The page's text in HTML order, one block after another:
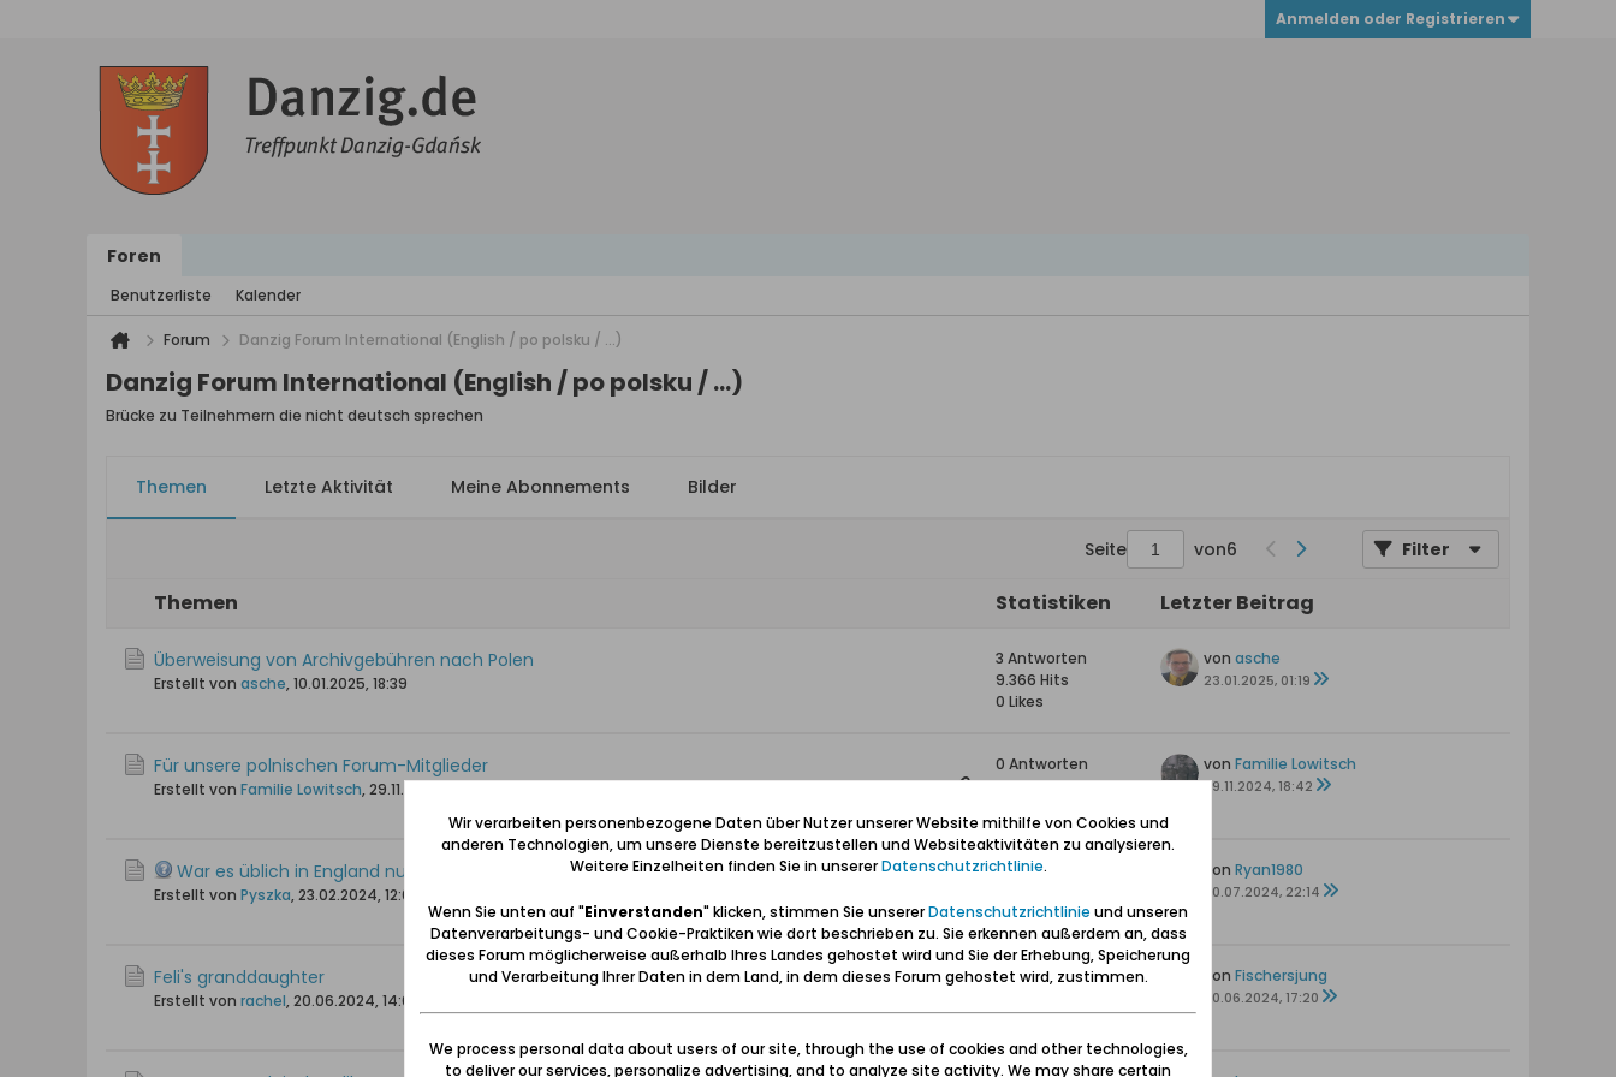
Anmelden oder Registrieren
Foren
Benutzerliste Kalender
Forum Danzig Forum International (English / po polsku / ...)
Danzig Forum International (English / po polsku / ...)
Brücke zu Teilnehmern die nicht deutsch sprechen
Themen Letzte Aktivität Meine Abonnements Bilder
Seite von6 Filter
Themen Statistiken Letzter Beitrag
Überweisung von Archivgebühren nach Polen
Erstellt von asche, 10.01.2025, 18:39
3 Antworten
9.366 Hits
0 Likes
von asche
23.01.2025, 01:19
Für unsere polnischen Forum-Mitglieder
Erstellt von Familie Lowitsch, 29.11.2024, 18:42
0 Antworten
1.805 Hits
von Familie Lowitsch
29.11.2024, 18:42
War es üblich in England nur Standesamtlich zu heiraten?
Erstellt von Pyszka, 23.02.2024, 12:03
7 Antworten
0 Likes
von Ryan1980
30.07.2024, 22:14
Feli's granddaughter
Erstellt von rachel, 20.06.2024, 14:01
4 Antworten
0 Likes
von Fischersjung
20.06.2024, 17:20
Wir verarbeiten personenbezogene Daten über Nutzer unserer Website mithilfe von Cookies und
anderen Technologien, um unsere Dienste bereitzustellen und Websiteaktivitäten zu analysieren.
Weitere Einzelheiten finden Sie in unsererDatenschutzrichtlinie.
Wenn Sie unten auf "Einverstanden" klicken, stimmen Sie unsererDatenschutzrichtlinie und unseren
Datenverarbeitungs- und Cookie-Praktiken wie dort beschrieben zu. Sie erkennen außerdem an, dass
dieses Forum möglicherweise außerhalb Ihres Landes gehostet wird und Sie der Erhebung, Speicherung
und Verarbeitung Ihrer Daten in dem Land, in dem dieses Forum gehostet wird, zustimmen.
We process personal data about users of our site, through the use of cookies and other technologies,
to deliver our services, personalize advertising, and to analyze site activity. We may share certain